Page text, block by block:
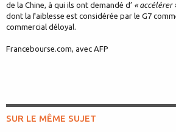
de la Chine, à qui ils ont demandé d’ « accélérer
dont la faiblesse est considérée par le G7
commercial déloyal.
Francebourse.com, avec AFP
SUR LE MÊME SUJET